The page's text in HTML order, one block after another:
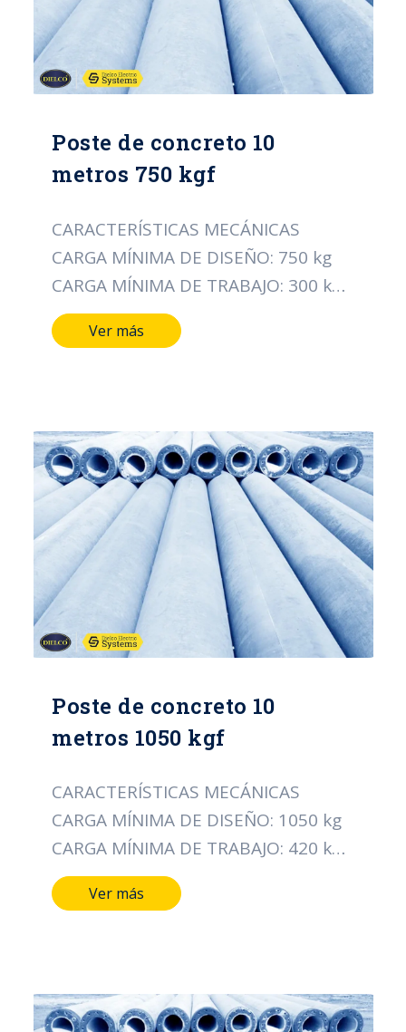
Poste de concreto 10
metros 750 kgf
CARACTERÍSTICAS MECÁNICAS
CARGA MÍNIMA DE DISEÑO: 750 kg
CARGA MÍNIMA DE TRABAJO: 300 kg
CARACTERÍSTICAS DIMENSIONALES
LONGITUD DEL POSTE: 10 MTS
DE ACERO ALAMBRE DE ESPIRAL:
CAL/12 PESO APROXIMADO: 850 Kg
NORMA: ICONTEC 1329
CERTIFICACIÓN: RETIE
Ver más
Poste de concreto 10
metros 1050 kgf
CARACTERÍSTICAS MECÁNICAS
CARGA MÍNIMA DE DISEÑO: 1050 kg
CARGA MÍNIMA DE TRABAJO: 420 kg
CARACTERÍSTICAS DIMENSIONALES
LONGITUD DEL POSTE: 10 MTS
DE ACERO ALAMBRE DE ESPIRAL:
CAL/12 PESO APROXIMADO: 964 Kg
Ver más